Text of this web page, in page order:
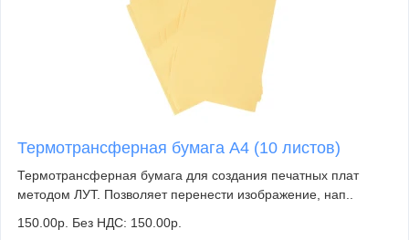
Термотрансферная бумага А4 (10 листов)
Термотрансферная бумага для создания печатных плат
методом ЛУТ. Позволяет перенести изображение, нап..
150.00р. Без НДС: 150.00р.